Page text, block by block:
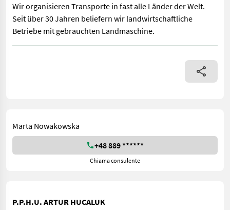
Wir organisieren Transporte in fast alle Länder der Welt.
Seit über 30 Jahren beliefern wir landwirtschaftliche
Betriebe mit gebrauchten Landmaschine.
Maispflücker OLIMAC DRAGO 2 - S 8 TR - 8X70 2017 BJ, 8-
Marta Nowakowska
+48 889 ******
Chiama consulente
P.P.H.U. ARTUR HUCALUK